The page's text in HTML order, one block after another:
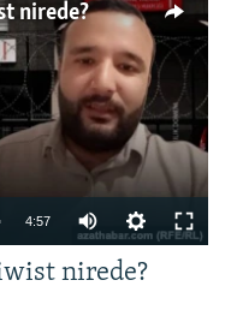
nirede?
available
4:57
240p
nirede?